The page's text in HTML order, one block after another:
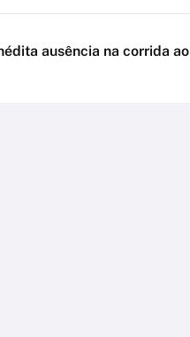
ausência na corrida ao